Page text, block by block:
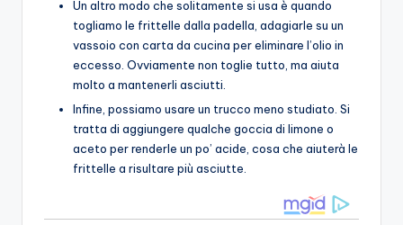
Un altro modo che solitamente si usa è quando
togliamo le frittelle dalla padella, adagiarle su un
vassoio con carta da cucina per eliminare l’olio in
eccesso. Ovviamente non toglie tutto, ma aiuta
molto a mantenerli asciutti.
Infine, possiamo usare un trucco meno studiato. Si
tratta di aggiungere qualche goccia di limone o
aceto per renderle un po’ acide, cosa che aiuterà le
frittelle a risultare più asciutte.